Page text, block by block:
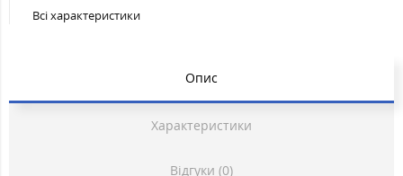
Всі характеристики
Опис
Характеристики
Відгуки (0)